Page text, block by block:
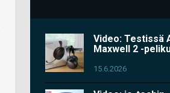
Video: Testissä
Maxwell 2 -
15.6.2026